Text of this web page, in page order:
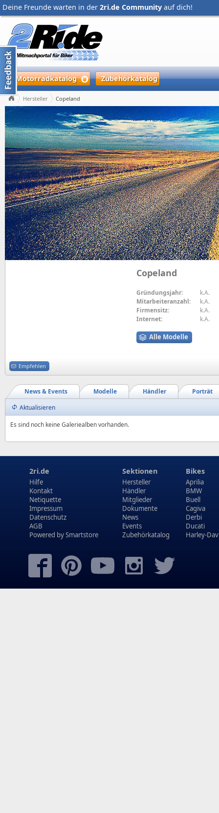
Deine Freunde warten in der 2ri.de Community auf dich!
Motorradkatalog Zubehörkatalog
Hersteller Copeland
Copeland
Gründungsjahr:
k.A.
Mitarbeiteranzahl:
k.A.
Firmensitz:
k.A.
Internet:
k.A.
Alle Modelle
Empfehlen
Porträt
Händler
Modelle
News & Events
Aktualisieren
Es sind noch keine Galeriealben vorhanden.
2ri.de
Hilfe
Kontakt
Netiquette
Impressum
Datenschutz
AGB
Powered bySmartstore
Sektionen
Hersteller
Händler
Mitglieder
Dokumente
News
Events
Zubehörkatalog
Bikes
Aprilia
BMW
Buell
Cagiva
Derbi
Ducati
Harley-